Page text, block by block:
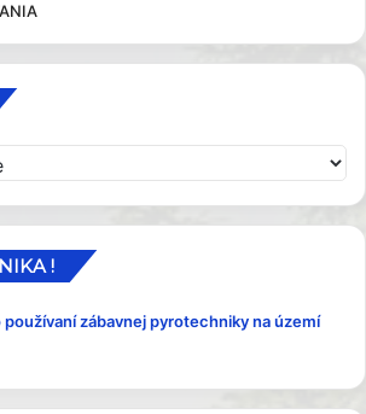
!
zábavnej pyrotechniky na území